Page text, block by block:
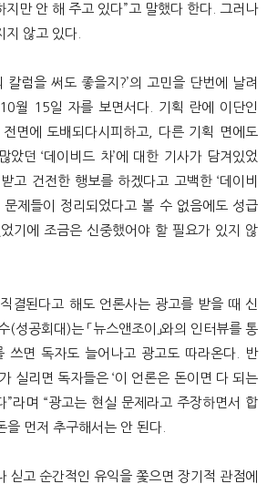
지만 안 해 주고 있다”고 말했다 한다. 그러나
지 않고 있다.
칼럼을 써도 좋을지?’의 고민을 단번에 날려
10월 15일 자를 보면서다. 기획 란에 이단인
전면에 도배되다시피하고, 다른 기획 면에도
았던 ‘데이비드 차’에 대한 기사가 담겨있었
고 건전한 행보를 하겠다고 고백한 ‘데이비
문제들이 정리되었다고 볼 수 없음에도 성급
기에 조금은 신중했어야 할 필요가 있지 않
결된다고 해도 언론사는 광고를 받을 때 신
성공회대)는 「뉴스앤조이」와의 인터뷰를 통
쓰면 독자도 늘어나고 광고도 따라온다. 반
실리면 독자들은 ‘이 언론은 돈이면 다 되는
”라며 “광고는 현실 문제라고 주장하면서 합
을 먼저 추구해서는 안 된다.
싣고 순간적인 유익을 쫓으면 장기적 관점에